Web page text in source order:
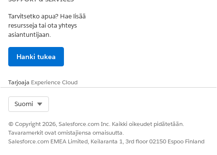
Tarvitsetko apua? Hae lisää
resursseja tai ota yhteys
asiantuntijaan.
Hanki tukea
Tarjoaja Experience Cloud
Suomi
© Copyright 2026, Salesforce.com Inc. Kaikki oikeudet pidätetään.
Tavaramerkit ovat omistajiensa omaisuutta.
Salesforce.com EMEA Limited, Keilaranta 1, 3rd floor 02150 Espoo Finland